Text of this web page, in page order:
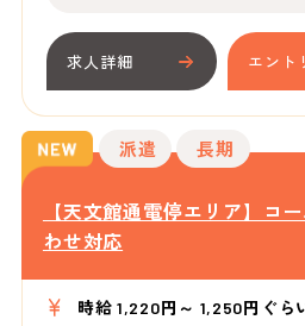
求人詳細 エント
派遣 長期
【天文館通電停エリア】コ
わせ対応
時給 1,220円～ 1,250円ぐら